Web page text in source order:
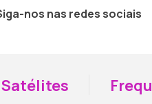
nos nas redes sociais
Satélites